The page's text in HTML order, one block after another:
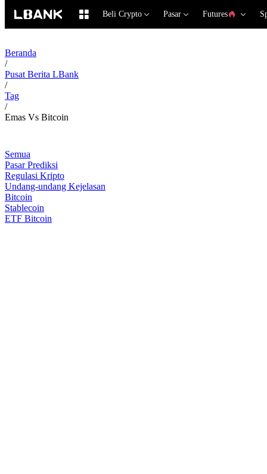
Beli Crypto Pasar Futures
Beranda
/
Pusat Berita LBank
/
Tag
/
Emas Vs Bitcoin
Semua
Pasar Prediksi
Regulasi Kripto
Undang-undang Kejelasan
Bitcoin
Stablecoin
ETF Bitcoin